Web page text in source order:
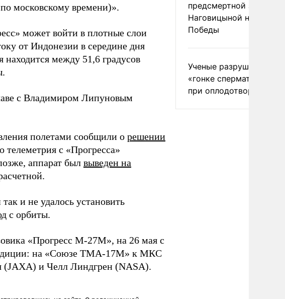
московскому времени)».
может войти в плотные слои
от Индонезии в середине дня
между 51,6 градусов
с Владимиром Липуновым
полетами сообщили о решении
телеметрия с «Прогресса»
аппарат был выведен на
и не удалось установить
с орбиты.
«Прогресс М-27М», на 26 мая с
на «Союзе ТМА-17М» к МКС
и Челл Линдгрен (NASA).
предсмертной записки
Наговицыной на пике
Победы
Ученые разрушили миф
«гонке
при оплодотворении